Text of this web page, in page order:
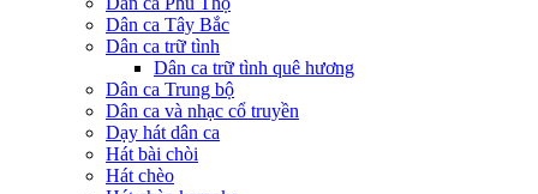
Dân ca Tây Bắc
Dân ca trữ tình
Dân ca trữ tình quê hương
Dân ca Trung bộ
Dân ca và nhạc cổ truyền
Dạy hát dân ca
Hát bài chòi
Hát chèo